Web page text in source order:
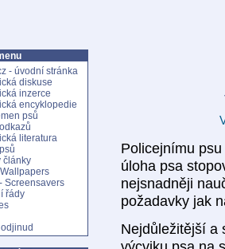
- úvodní stránka
diskuse
inzerce
encyklopedie
psů
literatura
články
Screensavers
řády
Policejnímu
úloha psa
nejsnadněji
požadavky jak
Nejdůležitější a